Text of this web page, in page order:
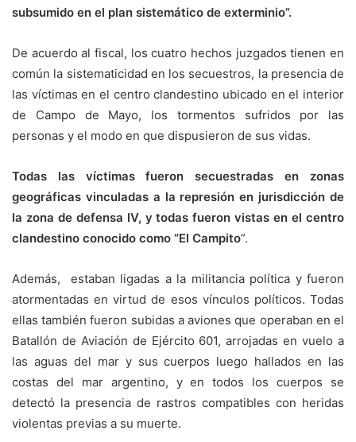
subsumido en el plan sistemático de exterminio”.
De acuerdo al fiscal, los cuatro hechos juzgados tienen en
común la sistematicidad en los secuestros, la presencia de
las víctimas en el centro clandestino ubicado en el interior
de Campo de Mayo, los tormentos sufridos por las
personas y el modo en que dispusieron de sus vidas.
Todas las víctimas fueron secuestradas en zonas
geográficas vinculadas a la represión en jurisdicción de
la zona de defensa IV, y todas fueron vistas en el centro
clandestino conocido como “El Campito”.
Además, estaban ligadas a la militancia política y fueron
atormentadas en virtud de esos vínculos políticos. Todas
ellas también fueron subidas a aviones que operaban en el
Batallón de Aviación de Ejército 601, arrojadas en vuelo a
las aguas del mar y sus cuerpos luego hallados en las
costas del mar argentino, y en todos los cuerpos se
detectó la presencia de rastros compatibles con heridas
violentas previas a su muerte.